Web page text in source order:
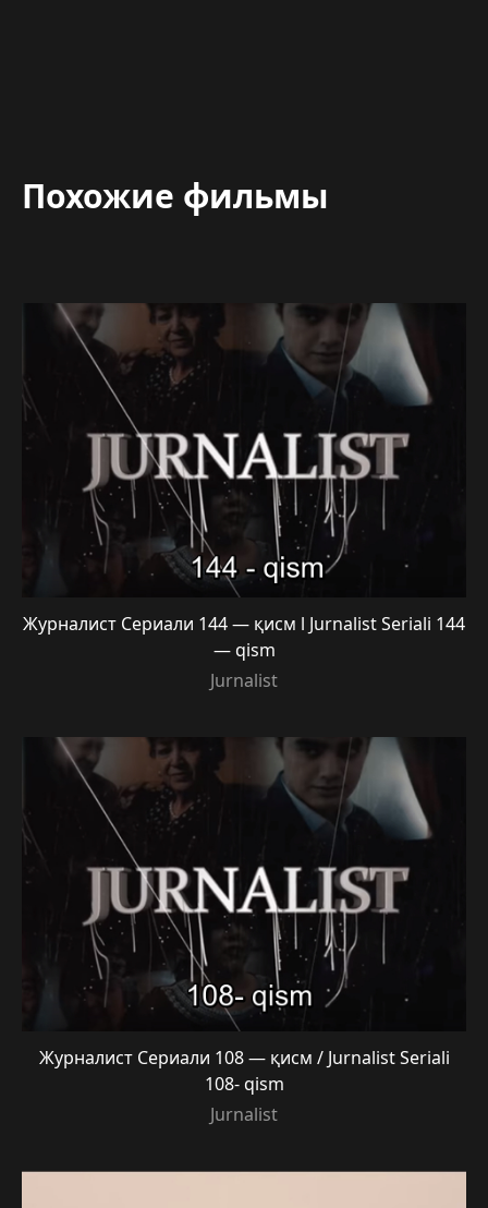
Похожие фильмы
Журналист Сериали 144 — қисм l Jurnalist Seriali 144
— qism
Jurnalist
Журналист Сериали 108 — қисм / Jurnalist Seriali
108- qism
Jurnalist